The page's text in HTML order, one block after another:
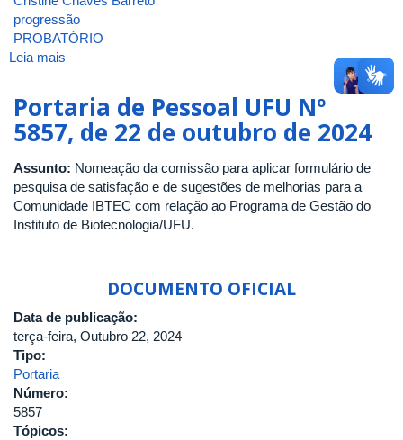
progressão
PROBATÓRIO
Leia mais
3ª
REUNIÃO
DE
2025
DO
CONSELHO
DA
UNIVERSIDADE
UBERLÂNDIA
Portaria de Pessoal UFU Nº
5857, de 22 de outubro de 2024
Assunto: Nomeação da comissão para aplicar formulário de
pesquisa de satisfação e de sugestões de melhorias para a
Comunidade IBTEC com relação ao Programa de Gestão do
Instituto de Biotecnologia/UFU.
DOCUMENTO OFICIAL
Data de publicação:
terça-feira, Outubro 22, 2024
Tipo:
Portaria
Número:
5857
Tópicos: